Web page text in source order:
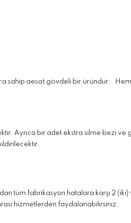
sahip aesat gövdeli bir üründür. H
Ayrıca bir adet ekstra silme bezi
tüm fabrikasyon hatalara karşı 2
hizmetlerden faydalanabilirsiniz.